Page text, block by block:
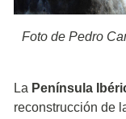
Foto de Pedro
La Península
reconstrucción de